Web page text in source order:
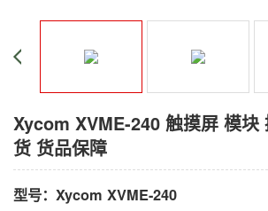
Xycom XVME-240 触摸屏 模块
货 货品保障
型号：Xycom XVME-240